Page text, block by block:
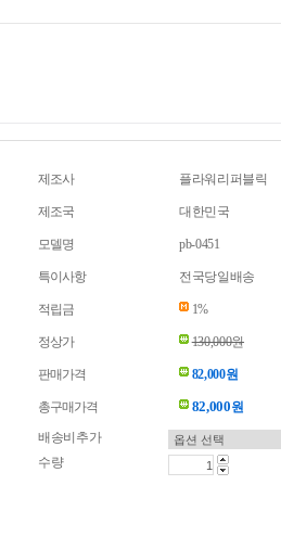
제조사 플라워리퍼블릭
제조국 대한민국
모델명 pb-0451
특이사항 전국당일배송
적립금 1%
정상가 130,000원
판매가격 82,000원
총구매가격 82,000원
배송비추가
수량